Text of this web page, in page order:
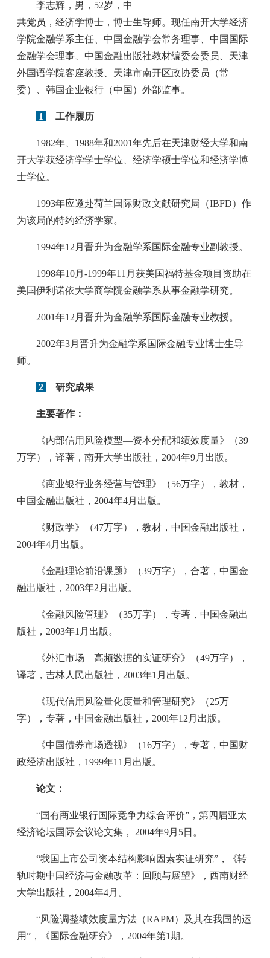
李志辉，男，52岁，中
共党员，经济学博士，博士生导师。现任南开大学经济
学院金融学系主任、中国金融学会常务理事、中国国际
金融学会理事、中国金融出版社教材编委会委员、天津
外国语学院客座教授、天津市南开区政协委员（常
委）、韩国企业银行（中国）外部监事。
1 工作履历
1982年、1988年和2001年先后在天津财经大学和南
开大学获经济学学士学位、经济学硕士学位和经济学博
士学位。
1993年应邀赴荷兰国际财政文献研究局（IBFD）作
为该局的特约经济学家。
1994年12月晋升为金融学系国际金融专业副教授。
1998年10月-1999年11月获美国福特基金项目资助在
美国伊利诺依大学商学院金融学系从事金融学研究。
2001年12月晋升为金融学系国际金融专业教授。
2002年3月晋升为金融学系国际金融专业博士生导
师。
2 研究成果
主要著作：
《内部信用风险模型—资本分配和绩效度量》（39
万字），译著，南开大学出版社，2004年9月出版。
《商业银行业务经营与管理》（56万字），教材，
中国金融出版社，2004年4月出版。
《财政学》（47万字），教材，中国金融出版社，
2004年4月出版。
《金融理论前沿课题》（39万字），合著，中国金
融出版社，2003年2月出版。
《金融风险管理》（35万字），专著，中国金融出
版社，2003年1月出版。
《外汇市场—高频数据的实证研究》（49万字），
译著，吉林人民出版社，2003年1月出版。
《现代信用风险量化度量和管理研究》（25万
字），专著，中国金融出版社，200l年12月出版。
《中国债券市场透视》（16万字），专著，中国财
政经济出版社，1999年11月出版。
论文：
“国有商业银行国际竞争力综合评价”，第四届亚太
经济论坛国际会议论文集， 2004年9月5日。
“我国上市公司资本结构影响因素实证研究”，《转
轨时期中国经济与金融改革：回顾与展望》，西南财经
大学出版社，2004年4月。
“风险调整绩效度量方法（RAPM）及其在我国的运
用”，《国际金融研究》，2004年第1期。